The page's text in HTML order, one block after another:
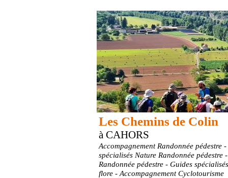
Les Chemins de Colin
à CAHORS
Accompagnement Randonnée pédestre
spécialisés Nature Randonnée pédestre
Randonnée pédestre - Guides
flore - Accompagnement Cyclotourisme